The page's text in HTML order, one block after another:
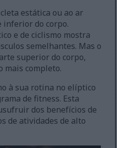
estática ou ao ar
inferior do corpo.
e de ciclismo mostra
semelhantes. Mas o
superior do corpo,
mais completo.
à sua rotina no elíptico
de fitness. Esta
dos benefícios de
de atividades de alto